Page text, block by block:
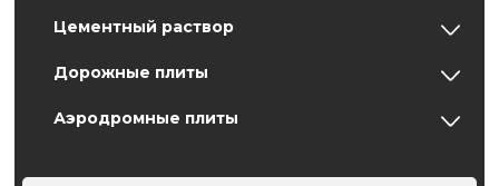
Цементный раствор
Дорожные плиты
Аэродромные плиты